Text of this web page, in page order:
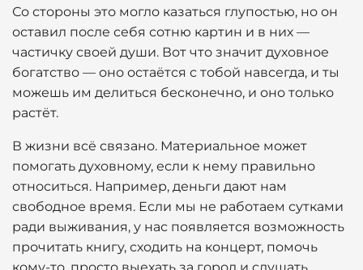
Со стороны это могло казаться глупостью, но он
оставил после себя сотню картин и в них —
частичку своей души. Вот что значит духовное
богатство — оно остаётся с тобой навсегда, и ты
можешь им делиться бесконечно, и оно только
растёт.
В жизни всё связано. Материальное может
помогать духовному, если к нему правильно
относиться. Например, деньги дают нам
свободное время. Если мы не работаем сутками
ради выживания, у нас появляется возможность
прочитать книгу, сходить на концерт, помочь